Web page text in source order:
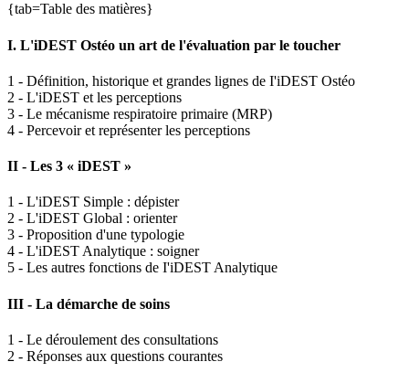
{tab=Table des matières}
I. L'iDEST Ostéo un art de l'évaluation par le toucher
1 - Définition, historique et grandes lignes de I'iDEST Ostéo
2 - L'iDEST et les perceptions
3 - Le mécanisme respiratoire primaire (MRP)
4 - Percevoir et représenter les perceptions
II - Les 3 « iDEST »
1 - L'iDEST Simple : dépister
2 - L'iDEST Global : orienter
3 - Proposition d'une typologie
4 - L'iDEST Analytique : soigner
5 - Les autres fonctions de I'iDEST Analytique
III - La démarche de soins
1 - Le déroulement des consultations
2 - Réponses aux questions courantes